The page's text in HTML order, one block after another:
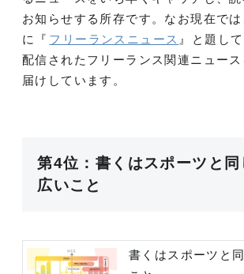
お知らせする所存です。なお現在で
に『 フリーランスニュース 』と題し
配信されたフリーランス関連ニュー
届けしています。
第4位：書くはスポーツと同
広いこと
書くはスポーツと